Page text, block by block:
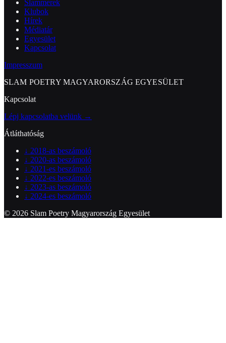
Slammerek
Klubok
Hírek
Médiatár
Egyesület
Kapcsolat
Impresszum
SLAM POETRY MAGYARORSZÁG EGYESÜLET
Kapcsolat
Lépj kapcsolatba velünk →
Átláthatóság
↓ 2018-as beszámoló
↓ 2020-as beszámoló
↓ 2021-es beszámoló
↓ 2022-es beszámoló
↓ 2023-as beszámoló
↓ 2024-es beszámoló
© 2026 Slam Poetry Magyarország Egyesület